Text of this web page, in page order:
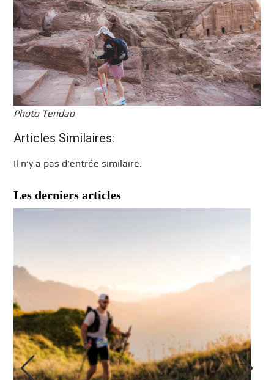
Photo Tendao
Articles Similaires:
Il n’y a pas d’entrée similaire.
Les derniers articles